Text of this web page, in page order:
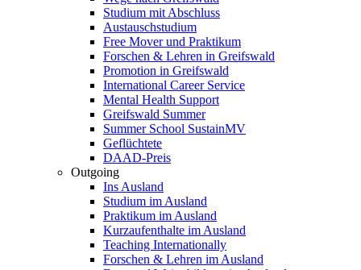
Studium mit Abschluss
Austauschstudium
Free Mover und Praktikum
Forschen & Lehren in Greifswald
Promotion in Greifswald
International Career Service
Mental Health Support
Greifswald Summer
Summer School SustainMV
Geflüchtete
DAAD-Preis
Outgoing
Ins Ausland
Studium im Ausland
Praktikum im Ausland
Kurzaufenthalte im Ausland
Teaching Internationally
Forschen & Lehren im Ausland